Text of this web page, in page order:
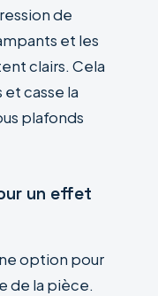
de
et les
clairs. Cela
casse la
plafonds
un effet
option pour
de la pièce.